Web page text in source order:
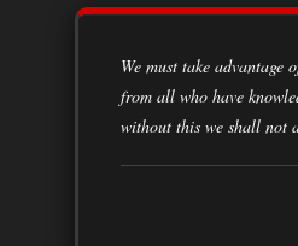
We must take advantage of every opportunity to acquire knowledge, to learn from the experiences of all classes of society,
from all who have
without this we shall not